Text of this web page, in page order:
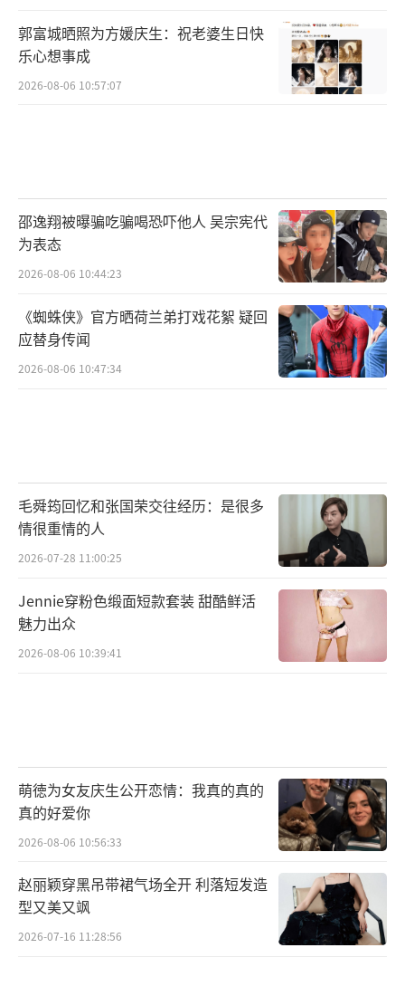
郭富城晒照为方媛庆生：祝老婆生日快
乐心想事成
2026-08-06 10:57:07
邵逸翔被曝骗吃骗喝恐吓他人 吴宗宪代
为表态
2026-08-06 10:44:23
《蜘蛛侠》官方晒荷兰弟打戏花絮 疑回
应替身传闻
2026-08-06 10:47:34
毛舜筠回忆和张国荣交往经历：是很多
情很重情的人
2026-07-28 11:00:25
Jennie穿粉色缎面短款套装 甜酷鲜活
魅力出众
2026-08-06 10:39:41
萌徳为女友庆生公开恋情：我真的真的
真的好爱你
2026-08-06 10:56:33
赵丽颖穿黑吊带裙气场全开 利落短发造
型又美又飒
2026-07-16 11:28:56